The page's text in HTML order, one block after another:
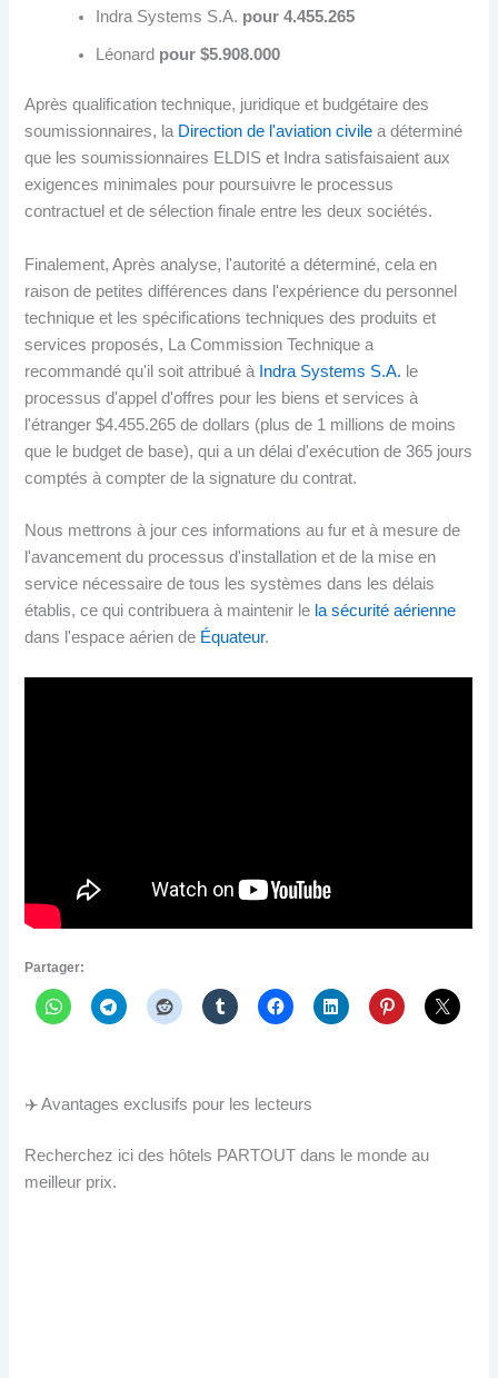
Indra Systems S.A. pour 4.455.265
Léonard pour $5.908.000
Après qualification technique, juridique et budgétaire des
soumissionnaires, la Direction de l'aviation civile a déterminé
que les soumissionnaires ELDIS et Indra satisfaisaient aux
exigences minimales pour poursuivre le processus
contractuel et de sélection finale entre les deux sociétés.
Finalement, Après analyse, l'autorité a déterminé, cela en
raison de petites différences dans l'expérience du personnel
technique et les spécifications techniques des produits et
services proposés, La Commission Technique a
recommandé qu'il soit attribué à Indra Systems S.A. le
processus d'appel d'offres pour les biens et services à
l'étranger $4.455.265 de dollars (plus de 1 millions de moins
que le budget de base), qui a un délai d'exécution de 365 jours
comptés à compter de la signature du contrat.
Nous mettrons à jour ces informations au fur et à mesure de
l'avancement du processus d'installation et de la mise en
service nécessaire de tous les systèmes dans les délais
établis, ce qui contribuera à maintenir le la sécurité aérienne
dans l'espace aérien de Équateur.
Partager:
✈️ Avantages exclusifs pour les lecteurs
Recherchez ici des hôtels PARTOUT dans le monde au
meilleur prix.